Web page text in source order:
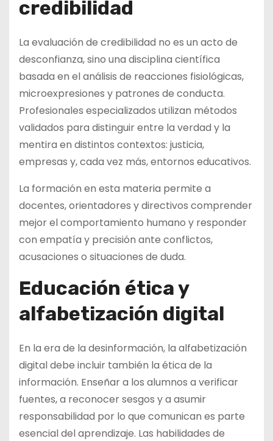
credibilidad
La evaluación de credibilidad no es un acto de
desconfianza, sino una disciplina científica
basada en el análisis de reacciones fisiológicas,
microexpresiones y patrones de conducta.
Profesionales especializados utilizan métodos
validados para distinguir entre la verdad y la
mentira en distintos contextos: justicia,
empresas y, cada vez más, entornos educativos.
La formación en esta materia permite a
docentes, orientadores y directivos comprender
mejor el comportamiento humano y responder
con empatía y precisión ante conflictos,
acusaciones o situaciones de duda.
Educación ética y
alfabetización digital
En la era de la desinformación, la alfabetización
digital debe incluir también la ética de la
información. Enseñar a los alumnos a verificar
fuentes, a reconocer sesgos y a asumir
responsabilidad por lo que comunican es parte
esencial del aprendizaje. Las habilidades de